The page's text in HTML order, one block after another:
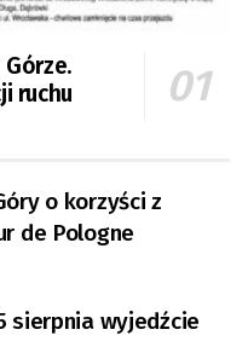
ruchu
o korzyści z
de Pologne
sierpnia wyjedźcie